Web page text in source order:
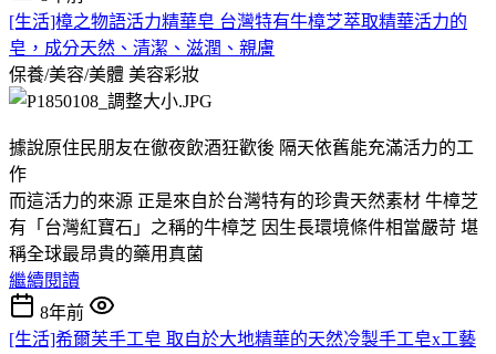
[生活]樟之物語活力精華皂 台灣特有牛樟芝萃取精華活力的
皂，成分天然、清潔、滋潤、親膚
保養/美容/美體 美容彩妝
據說原住民朋友在徹夜飲酒狂歡後 隔天依舊能充滿活力的工
作
而這活力的來源 正是來自於台灣特有的珍貴天然素材 牛樟芝
有「台灣紅寶石」之稱的牛樟芝 因生長環境條件相當嚴苛 堪
稱全球最昂貴的藥用真菌
繼續閱讀
8年前
[生活]希爾芙手工皂 取自於大地精華的天然冷製手工皂x工藝